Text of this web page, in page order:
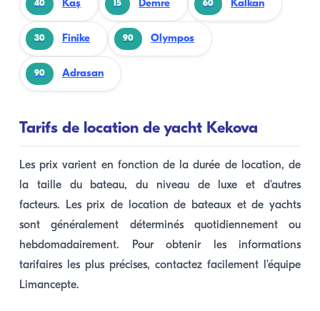
40 Kaş 15 Demre 60 Kalkan
30 Finike 90 Olympos
90 Adrasan
Tarifs de location de yacht Kekova
Les prix varient en fonction de la durée de location, de
la taille du bateau, du niveau de luxe et d'autres
facteurs. Les prix de location de bateaux et de yachts
sont généralement déterminés quotidiennement ou
hebdomadairement. Pour obtenir les informations
tarifaires les plus précises, contactez facilement l'équipe
Limancepte.